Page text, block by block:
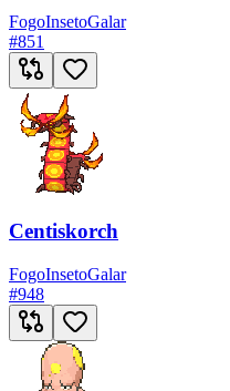
FogoInsetoGalar
#851
Centiskorch
FogoInsetoGalar
#948